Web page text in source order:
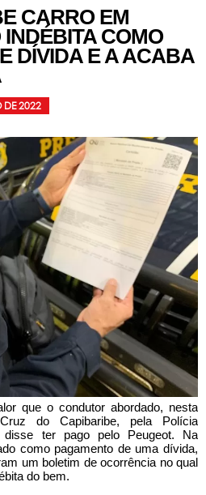
CARRO EM
COMO
DÍVIDA E A ACABA
DE 2022
que o condutor abordado, nesta
do Capibaribe, pela Polícia
disse ter pago pelo Peugeot. Na
como pagamento de uma dívida,
um boletim de ocorrência no qual
do bem.